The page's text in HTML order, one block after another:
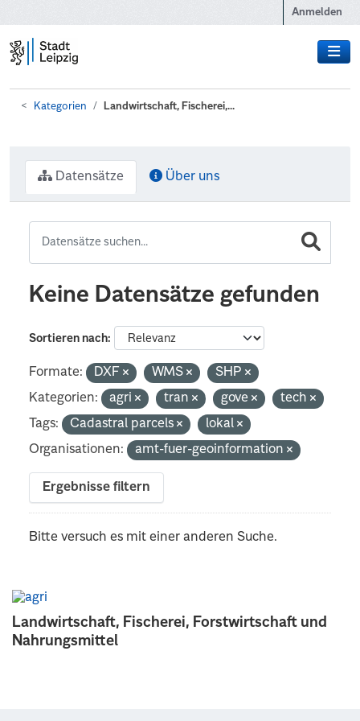
Anmelden
Kategorien Landwirtschaft, Fischerei,...
Landwirtschaft, Fischerei, Forstwirtschaft und
Nahrungsmittel
Datensätze Über uns
Keine Datensätze gefunden
Sortieren nach
Formate: DXF WMS
SHP
Kategorien:
agri tran gove
tech
Tags:
Cadastral parcels
lokal
Organisationen:
amt-fuer-geoinformation
Ergebnisse filtern
Bitte versuch es mit einer anderen Suche.